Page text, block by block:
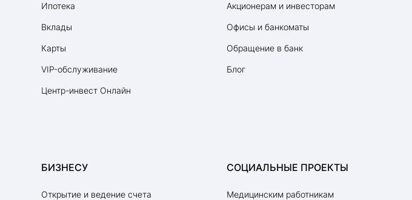
Ипотека
Вклады
Карты
VIP-обслуживание
Центр-инвест Онлайн
БИЗНЕСУ
Открытие и ведение счета
Акционерам и инвесторам
Офисы и банкоматы
Обращение в банк
Блог
СОЦИАЛЬНЫЕ ПРОЕКТЫ
Медицинским работникам